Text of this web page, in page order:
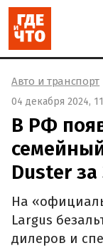
Авто и транспорт
04 декабря 2024,
В РФ
Duster
На
Largus
дилеров и